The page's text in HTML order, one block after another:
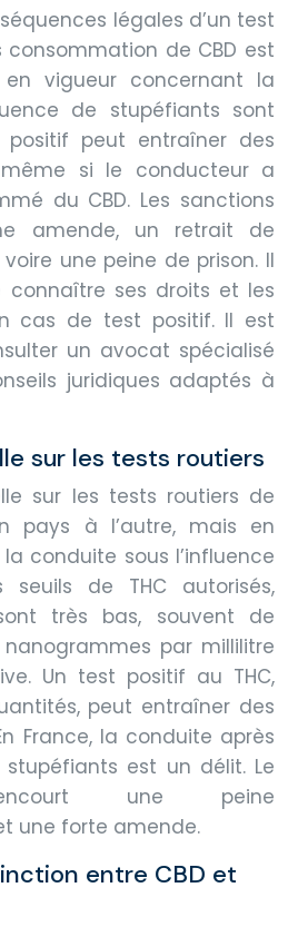
légales d’un test
consommation de CBD est
en vigueur concernant la
de stupéfiants sont
peut entraîner des
même si le conducteur a
du CBD. Les sanctions
amende, un retrait de
une peine de prison. Il
ses droits et les
cas de test positif. Il est
un avocat spécialisé
juridiques adaptés à
sur les tests routiers
sur les tests routiers de
pays à l’autre, mais en
conduite sous l’influence
seuils de THC autorisés,
très bas, souvent de
nanogrammes par millilitre
Un test positif au THC,
peut entraîner des
France, la conduite après
est un délit. Le
une peine
une forte amende.
entre CBD et